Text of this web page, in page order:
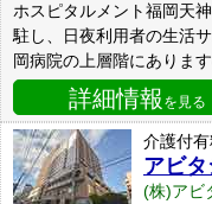
ホスピタルメント福岡天
駐し、日夜利用者の生活
岡病院の上層階にありま
詳細情報 を見る
介護付
アビ
(株)アビ